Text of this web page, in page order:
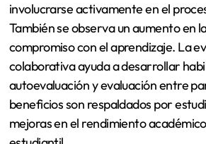
involucrarse activamente en el
También se observa un aumento en
compromiso con el aprendizaje. La
colaborativa ayuda a desarrollar
autoevaluación y evaluación entre
beneficios son respaldados por
mejoras en el rendimiento